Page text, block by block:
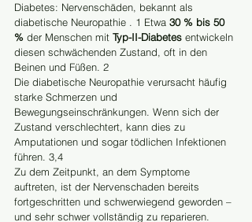
Diabetes: Nervenschäden, bekannt als
diabetische Neuropathie . 1 Etwa 30 % bis 50
% der Menschen mit Typ-II-Diabetes entwickeln
diesen schwächenden Zustand, oft in den
Beinen und Füßen. 2
Die diabetische Neuropathie verursacht häufig
starke Schmerzen und
Bewegungseinschränkungen. Wenn sich der
Zustand verschlechtert, kann dies zu
Amputationen und sogar tödlichen Infektionen
führen. 3,4
Zu dem Zeitpunkt, an dem Symptome
auftreten, ist der Nervenschaden bereits
fortgeschritten und schwerwiegend geworden –
und sehr schwer vollständig zu reparieren.